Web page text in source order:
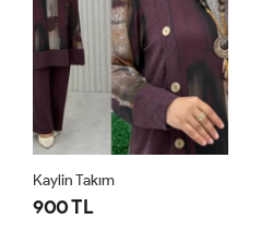
Kaylin Takım
900 TL